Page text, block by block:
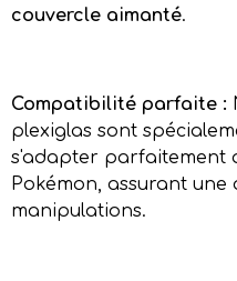
couvercle aimanté.
Compatibilité parfaite :
plexiglas sont
s'adapter parfaitement
Pokémon, assurant une
manipulations.